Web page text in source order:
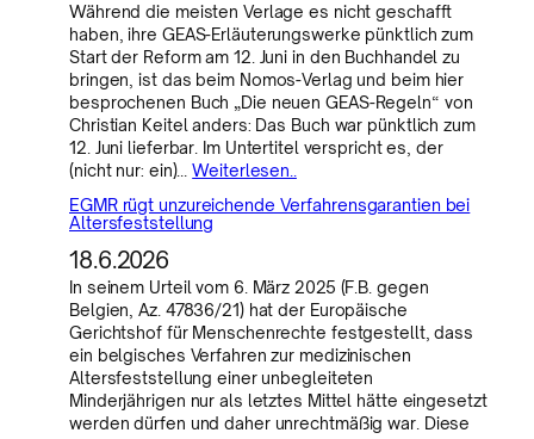
Während die meisten Verlage es nicht geschafft
haben, ihre GEAS-Erläuterungswerke pünktlich zum
Start der Reform am 12. Juni in den Buchhandel zu
bringen, ist das beim Nomos-Verlag und beim hier
besprochenen Buch „Die neuen GEAS-Regeln“ von
Christian Keitel anders: Das Buch war pünktlich zum
12. Juni lieferbar. Im Untertitel verspricht es, der
(nicht nur: ein)…Weiterlesen..
EGMR rügt unzureichende Verfahrensgarantien bei
Altersfeststellung
18.6.2026
In seinem Urteil vom 6. März 2025 (F.B. gegen
Belgien, Az. 47836/21) hat der Europäische
Gerichtshof für Menschenrechte festgestellt, dass
ein belgisches Verfahren zur medizinischen
Altersfeststellung einer unbegleiteten
Minderjährigen nur als letztes Mittel hätte eingesetzt
werden dürfen und daher unrechtmäßig war. Diese